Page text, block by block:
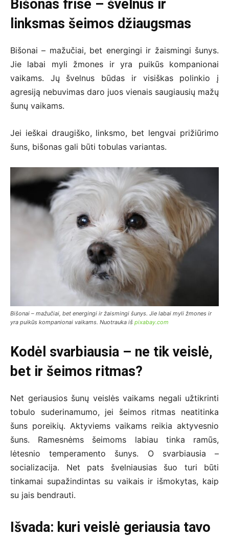
Bišonas frise – švelnus ir
linksmas šeimos džiaugsmas
Bišonai – mažučiai, bet energingi ir žaismingi šunys.
Jie labai myli žmones ir yra puikūs kompanionai
vaikams. Jų švelnus būdas ir visiškas polinkio į
agresiją nebuvimas daro juos vienais saugiausių mažų
šunų vaikams.
Jei ieškai draugiško, linksmo, bet lengvai prižiūrimo
šuns, bišonas gali būti tobulas variantas.
Bišonai – mažučiai, bet energingi ir žaismingi šunys. Jie labai myli žmones ir
yra puikūs kompanionai vaikams. Nuotrauka iš pixabay.com
Kodėl svarbiausia – ne tik veislė,
bet ir šeimos ritmas?
Net geriausios šunų veislės vaikams negali užtikrinti
tobulo suderinamumo, jei šeimos ritmas neatitinka
šuns poreikių. Aktyviems vaikams reikia aktyvesnio
šuns. Ramesnėms šeimoms labiau tinka ramūs,
lėtesnio temperamento šunys. O svarbiausia –
socializacija. Net pats švelniausias šuo turi būti
tinkamai supažindintas su vaikais ir išmokytas, kaip
su jais bendrauti.
Išvada: kuri veislė geriausia tavo